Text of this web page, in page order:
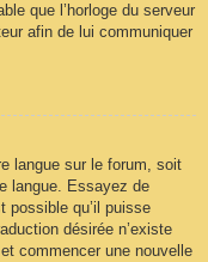
que l’horloge du serveur
afin de lui communiquer
langue sur le forum, soit
langue. Essayez de
possible qu’il puisse
désirée n’existe
commencer une nouvelle